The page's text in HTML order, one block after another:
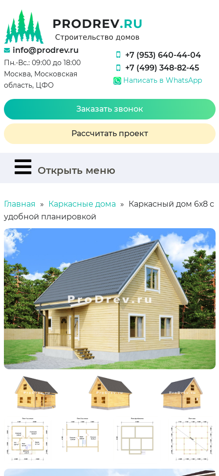
info@prodrev.ru
Пн.-Вс.: 09:00 до 18:00
Москва, Московская
область, ЦФО
+7 (953) 640-44-04
+7 (499) 348-82-45
Написать в WhatsApp
Заказать звонок
Рассчитать проект
Открыть меню
Главная Каркасные дома
Каркасный дом 6х8 с
удобной планировкой